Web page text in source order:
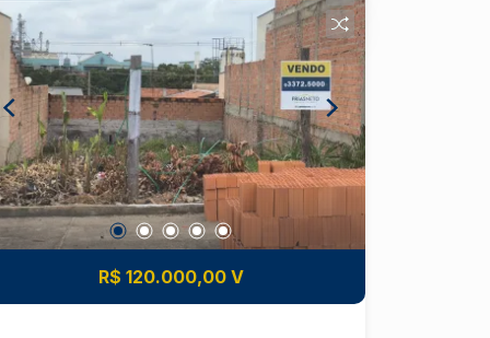
ordem Excelente opção para projeto
residencial Uma oportunidade
estratégica para construir com
segurança e investir em uma das
regiões mais promissoras de
Piracicaba. Construa seu futuro com
quem é agente de desenvolvimento do
mercado imobiliário de Piracicaba.
Agende sua visita.
R$ 120.000,00 V